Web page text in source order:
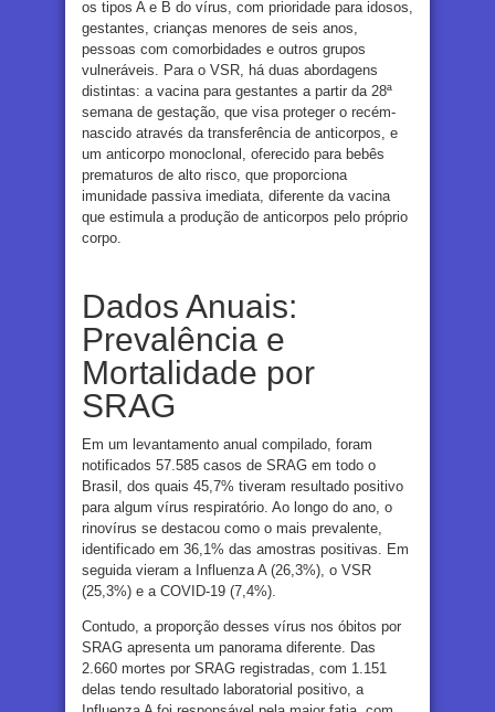
os tipos A e B do vírus, com prioridade para idosos,
gestantes, crianças menores de seis anos,
pessoas com comorbidades e outros grupos
vulneráveis. Para o VSR, há duas abordagens
distintas: a vacina para gestantes a partir da 28ª
semana de gestação, que visa proteger o recém-
nascido através da transferência de anticorpos, e
um anticorpo monoclonal, oferecido para bebês
prematuros de alto risco, que proporciona
imunidade passiva imediata, diferente da vacina
que estimula a produção de anticorpos pelo próprio
corpo.
Dados Anuais:
Prevalência e
Mortalidade por
SRAG
Em um levantamento anual compilado, foram
notificados 57.585 casos de SRAG em todo o
Brasil, dos quais 45,7% tiveram resultado positivo
para algum vírus respiratório. Ao longo do ano, o
rinovírus se destacou como o mais prevalente,
identificado em 36,1% das amostras positivas. Em
seguida vieram a Influenza A (26,3%), o VSR
(25,3%) e a COVID-19 (7,4%).
Contudo, a proporção desses vírus nos óbitos por
SRAG apresenta um panorama diferente. Das
2.660 mortes por SRAG registradas, com 1.151
delas tendo resultado laboratorial positivo, a